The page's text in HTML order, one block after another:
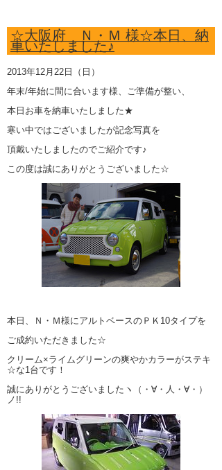
☆大阪府 Ｎ・Ｍ 様☆本日、納
車いたしました♪
2013年12月22日（日）
年末/年始に間に合います様、ご準備が整い、
本日お車を納車いたしました★
寒い中ではございましたが記念写真を
頂戴いたしましたのでご紹介です♪
この度は誠にありがとうございました☆
本日、Ｎ・Ｍ様にアルトベースのＰＫ10タイプを
ご成約いただきました☆
クリーム×ライムグリーンの爽やかカラーがステキ
☆な1台です！
誠にありがとうございましたヽ（・∀・人・∀・）
ノ!!